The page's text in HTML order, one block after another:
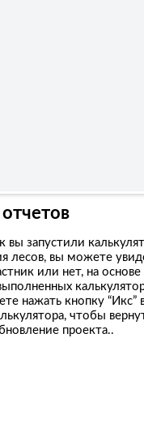
вы запустили
лесов, вы можете
или нет, на основе
нажать кнопку “Икс”
чтобы
проекта..